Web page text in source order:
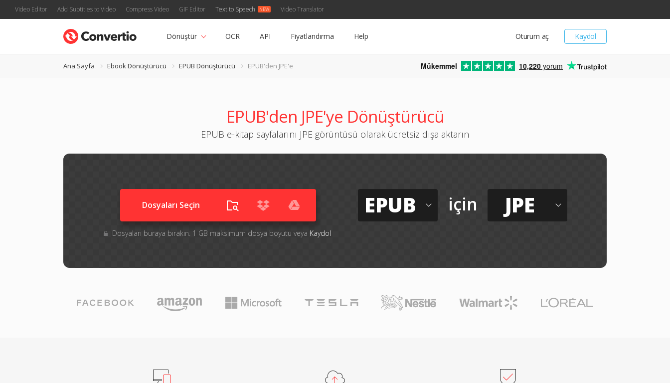
Video Editor Add Subtitles to Video Compress Video GIF Editor Text to Speech Video Translator
Kaydol
Oturum aç
Dönüştür OCR API Fiyatlandırma Help
Ana Sayfa Ebook Dönüştürücü EPUB Dönüştürücü EPUB'den JPE'e Mükemmel 10,220 yorum
EPUB'den JPE'ye Dönüştürücü
EPUB e-kitap sayfalarını JPE görüntüsü olarak ücretsiz dışa aktarın
Dosyaları Seçin
Dosyaları buraya bırakın. 1 GB maksimum dosya boyutu veya Kaydol
EPUB için JPE